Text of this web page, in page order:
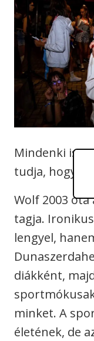
Mindenki
tudja, hogy
Wolf 2003
tagja.
lengyel,
diákként,
minket. A
életének, de